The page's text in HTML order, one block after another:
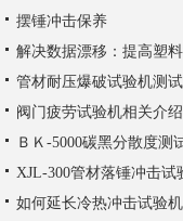
摆锤冲击保养
阀门疲劳试验机相关介绍